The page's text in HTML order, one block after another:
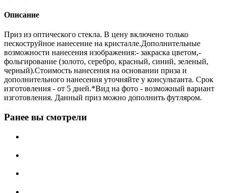
Описание
Приз из оптического стекла. В цену включено только
пескоструйное нанесение на кристалле.Дополнительные
возможности нанесения изображения:- закраска цветом,-
фольгирование (золото, серебро, красный, синий, зеленый,
черный).Стоимость нанесения на основании приза и
дополнительного нанесения уточняйте у консультанта. Срок
изготовления - от 5 дней.*Вид на фото - возможный вариант
изготовления. Данный приз можно дополнить футляром.
Ранее вы смотрели